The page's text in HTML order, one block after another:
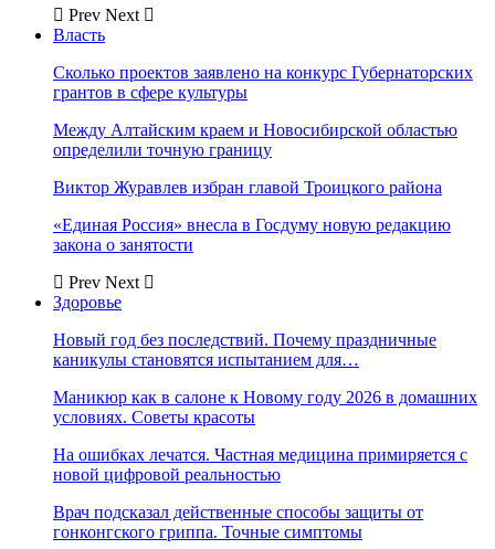
Prev Next
Власть
Сколько проектов заявлено на конкурс Губернаторских
грантов в сфере культуры
Между Алтайским краем и Новосибирской областью
определили точную границу
Виктор Журавлев избран главой Троицкого района
«Единая Россия» внесла в Госдуму новую редакцию
закона о занятости
Prev Next
Здоровье
Новый год без последствий. Почему праздничные
каникулы становятся испытанием для…
Маникюр как в салоне к Новому году 2026 в домашних
условиях. Советы красоты
На ошибках лечатся. Частная медицина примиряется с
новой цифровой реальностью
Врач подсказал действенные способы защиты от
гонконгского гриппа. Точные симптомы